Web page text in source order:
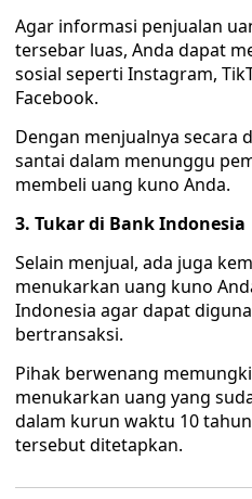
Agar informasi penjualan
tersebar luas, Anda dapat
sosial seperti Instagram,
Facebook.
Dengan menjualnya secara
santai dalam menunggu
membeli uang kuno Anda.
3. Tukar di Bank Indonesia
Selain menjual, ada juga
menukarkan uang kuno
Indonesia agar dapat
bertransaksi.
Pihak berwenang
menukarkan uang yang
dalam kurun waktu 10
tersebut ditetapkan.